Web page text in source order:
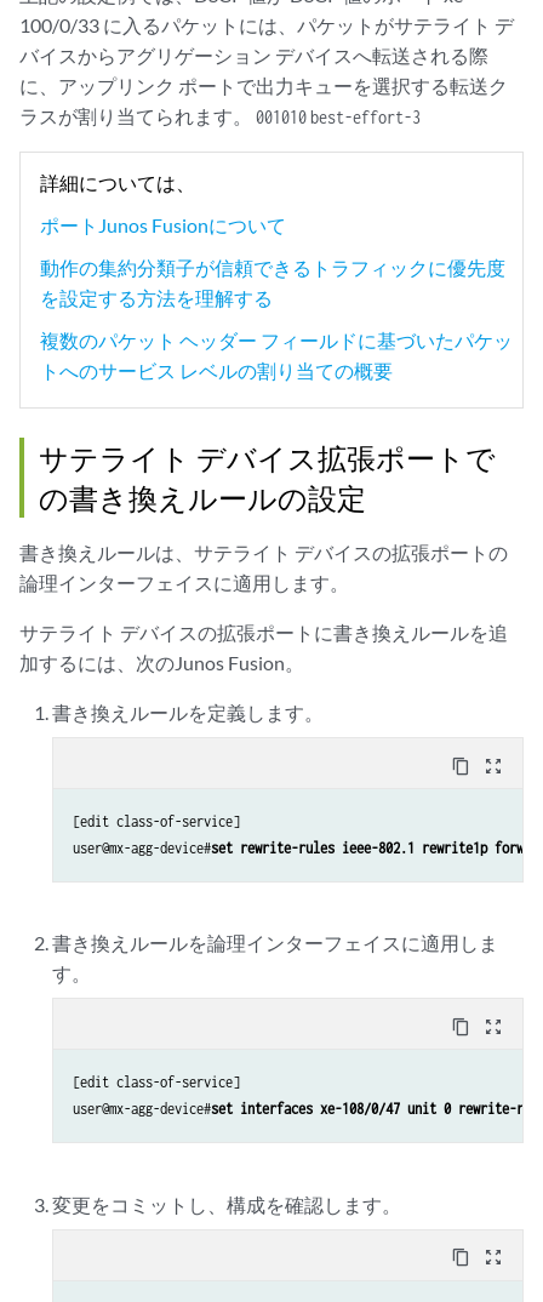
100/0/33 に入るパケットには、パケットがサテライト デ
バイスからアグリゲーション デバイスへ転送される際
に、アップリンク ポートで出力キューを選択する転送ク
ラスが割り当てられます。 001010best-effort-3
詳細については、
ポートJunos Fusionについて
動作の集約分類子が信頼できるトラフィックに優先度
を設定する方法を理解する
複数のパケット ヘッダー フィールドに基づいたパケッ
トへのサービス レベルの割り当ての概要
サテライト デバイス拡張ポートで
の書き換えルールの設定
書き換えルールは、サテライト デバイスの拡張ポートの
論理インターフェイスに適用します。
サテライト デバイスの拡張ポートに書き換えルールを追
加するには、次のJunos Fusion。
書き換えルールを定義します。
content_copy zoom_out_map
[edit class-of-service]
user@mx-agg-device#set rewrite-rules ieee-802.1 rewrite1p
書き換えルールを論理インターフェイスに適用しま
す。
content_copy zoom_out_map
[edit class-of-service]
user@mx-agg-device#set interfaces xe-108/0/47 unit 0 rewrite-
変更をコミットし、構成を確認します。
content_copy zoom_out_map